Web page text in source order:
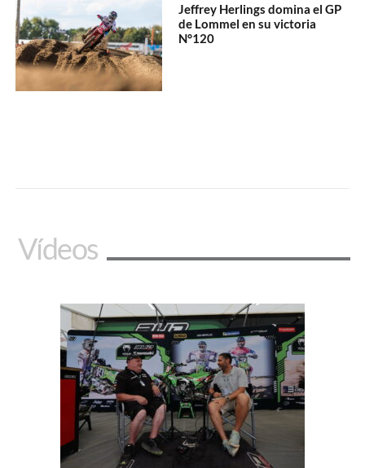
Jeffrey Herlings domina el GP
de Lommel en su victoria
N°120
Vídeos